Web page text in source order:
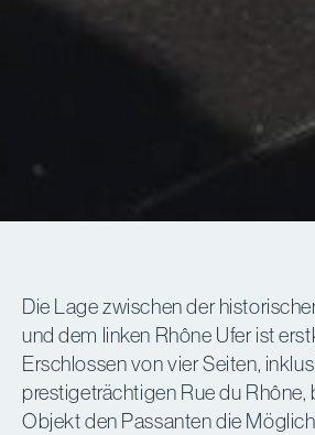
Die Lage zwischen der
und dem linken Rhône Ufer ist
Erschlossen von vier Seiten,
prestigeträchtigen Rue du Rhône,
Objekt den Passanten die